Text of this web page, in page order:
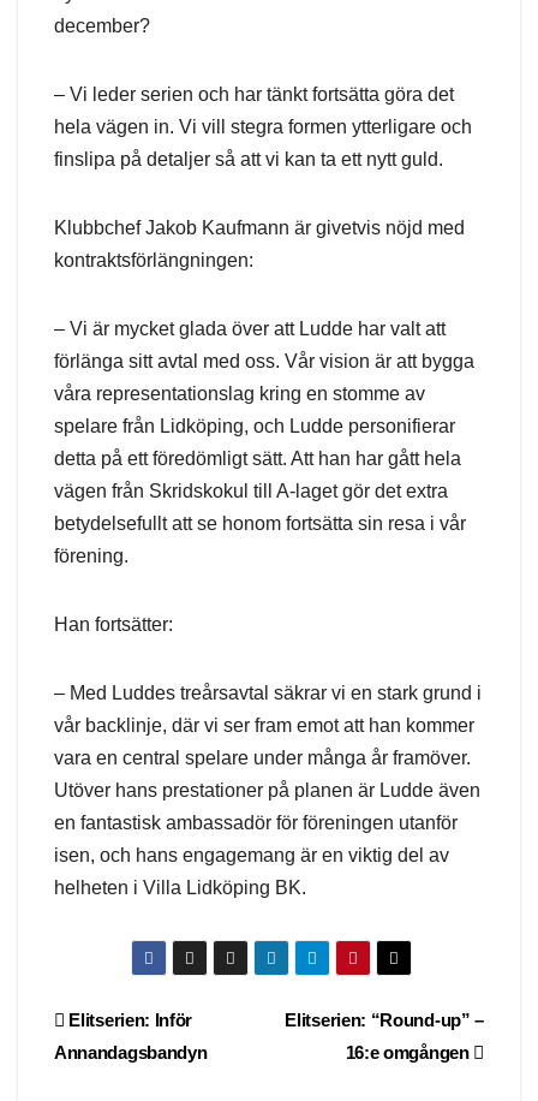
december?
– Vi leder serien och har tänkt fortsätta göra det
hela vägen in. Vi vill stegra formen ytterligare och
finslipa på detaljer så att vi kan ta ett nytt guld.
Klubbchef Jakob Kaufmann är givetvis nöjd med
kontraktsförlängningen:
– Vi är mycket glada över att Ludde har valt att
förlänga sitt avtal med oss. Vår vision är att bygga
våra representationslag kring en stomme av
spelare från Lidköping, och Ludde personifierar
detta på ett föredömligt sätt. Att han har gått hela
vägen från Skridskokul till A-laget gör det extra
betydelsefullt att se honom fortsätta sin resa i vår
förening.
Han fortsätter:
– Med Luddes treårsavtal säkrar vi en stark grund i
vår backlinje, där vi ser fram emot att han kommer
vara en central spelare under många år framöver.
Utöver hans prestationer på planen är Ludde även
en fantastisk ambassadör för föreningen utanför
isen, och hans engagemang är en viktig del av
helheten i Villa Lidköping BK.
Post
navigation
Elitserien: “Round-up” –
16:e omgången
Elitserien: Inför
Annandagsbandyn